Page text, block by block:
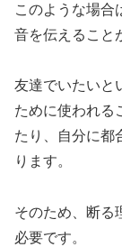
このような場合
音を伝えること
友達でいたいと
ために使われる
たり、自分に都
ります。
そのため、断る
必要です。